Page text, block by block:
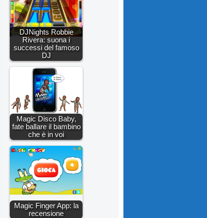
DJNights Robbie
Rivera: suona i
successi del famoso
DJ
Magic Disco Baby,
fate ballare il bambino
che è in voi
Magic Finger App: la
recensione